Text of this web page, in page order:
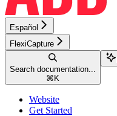
Español
FlexiCapture
Search documentation...
⌘ K
Website
Get Started